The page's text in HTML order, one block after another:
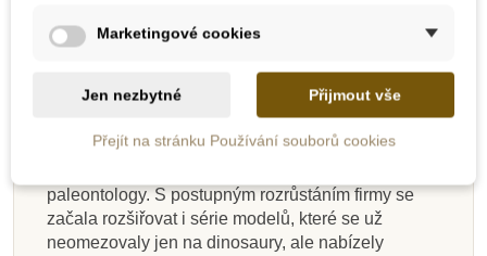
Safari Ltd. je americká firma zaměřená na výrobu
ekologických hraček. Na jejím počátku v roce 1982
byla dětská karetní hra na téma ohrožené druhy
zvířat. V roce 1986 firma podepsala licenční
smlouvu s Carnegie Museum of Natural
History. Tato licence umožnila vyrábět autentické
paleontology. S postupným rozrůstáním firmy se
začala rozšiřovat i série modelů, které se už
neomezovaly jen na dinosaury, ale nabízely
Marketingové cookies
Jen nezbytné Přijmout vše
Přejít na stránku Používání souborů cookies